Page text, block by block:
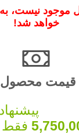
موجود نیست،
خواهد شد!
قیمت
فقط